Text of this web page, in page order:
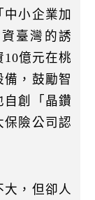
小企業加
臺灣的誘
億元在桃
備，鼓勵智
自創「晶鑽
保險公司認
大，但卻人